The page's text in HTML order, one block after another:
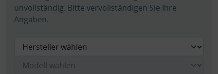
unvollständig. Bitte vervollständigen Sie Ihre
Angaben.